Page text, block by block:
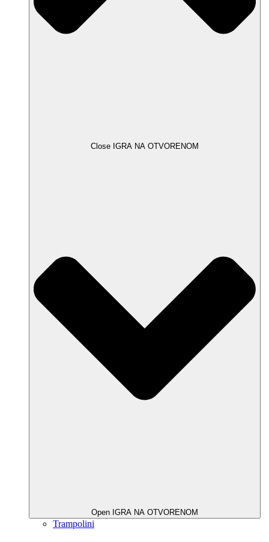
Close IGRA NA OTVORENOM
Open IGRA NA OTVORENOM
Trampolini